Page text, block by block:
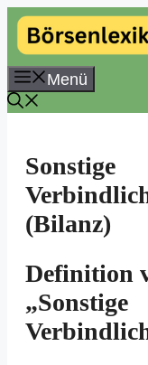
Zum
Inhalt
springen
Menü
Sonstige
(Bilanz)
Definition
„Sonstige